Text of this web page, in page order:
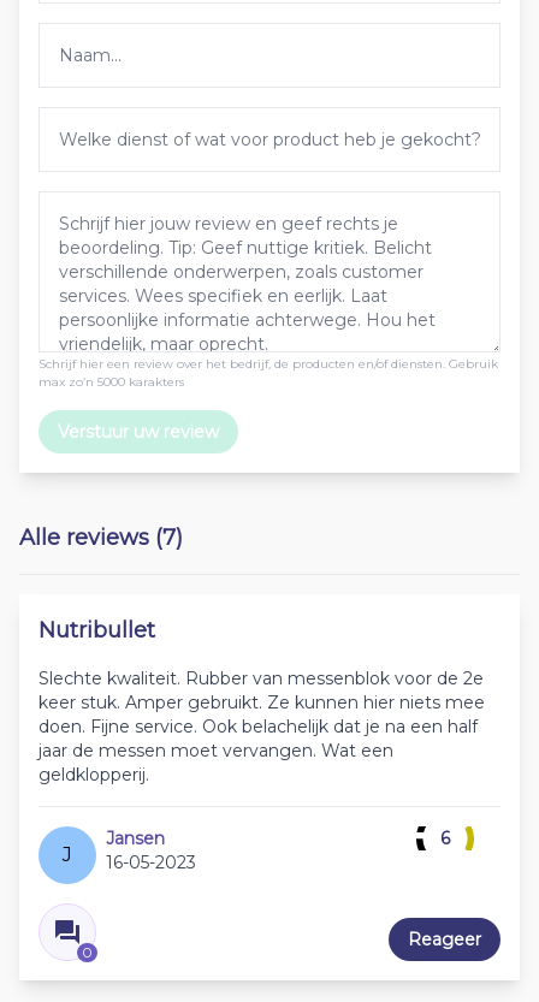
Schrijf hier een review over het bedrijf, de producten en/of diensten. Gebruik
max zo’n 5000 karakters
Verstuur uw review
Alle reviews (7)
Nutribullet
Slechte kwaliteit. Rubber van messenblok voor de 2e
keer stuk. Amper gebruikt. Ze kunnen hier niets mee
doen. Fijne service. Ook belachelijk dat je na een half
jaar de messen moet vervangen. Wat een
geldklopperij.
J
Jansen
16-05-2023
0
6
Reageer